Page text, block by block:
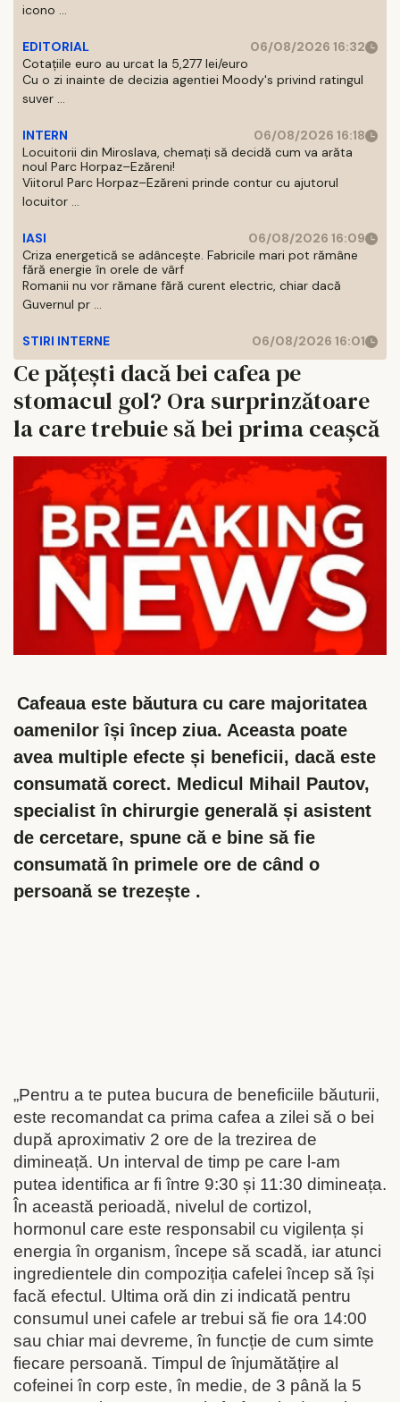
icono ...
EDITORIAL
06/08/2026 16:32
Cotațiile euro au urcat la 5,277 lei/euro
Cu o zi inainte de decizia agentiei Moody's privind ratingul
suver ...
INTERN
06/08/2026 16:18
Locuitorii din Miroslava, chemați să decidă cum va arăta
noul Parc Horpaz–Ezăreni!
Viitorul Parc Horpaz–Ezăreni prinde contur cu ajutorul
locuitor ...
IASI
06/08/2026 16:09
Criza energetică se adâncește. Fabricile mari pot rămâne
fără energie în orele de vârf
Romanii nu vor rămane fără curent electric, chiar dacă
Guvernul pr ...
STIRI INTERNE 06/08/2026 16:01
Ce pățești dacă bei cafea pe
stomacul gol? Ora surprinzătoare
la care trebuie să bei prima ceașcă
Cafeaua este băutura cu care majoritatea
oamenilor își încep ziua. Aceasta poate
avea multiple efecte și beneficii, dacă este
consumată corect. Medicul Mihail Pautov,
specialist în chirurgie generală și asistent
de cercetare, spune că e bine să fie
consumată în primele ore de când o
persoană se trezește .
„Pentru a te putea bucura de beneficiile băuturii,
este recomandat ca prima cafea a zilei să o bei
după aproximativ 2 ore de la trezirea de
dimineață. Un interval de timp pe care l-am
putea identifica ar fi între 9:30 și 11:30 dimineața.
În această perioadă, nivelul de cortizol,
hormonul care este responsabil cu vigilența și
energia în organism, începe să scadă, iar atunci
ingredientele din compoziția cafelei încep să își
facă efectul. Ultima oră din zi indicată pentru
consumul unei cafele ar trebui să fie ora 14:00
sau chiar mai devreme, în funcție de cum simte
fiecare persoană. Timpul de înjumătățire al
cofeinei în corp este, în medie, de 3 până la 5